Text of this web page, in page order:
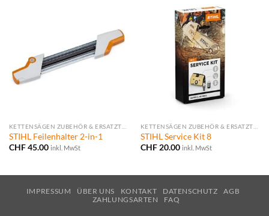
STIHL Feilenhalter 2-in-1
CHF45.00 inkl. MwSt
STIHL Service Kit 8
CHF20.00 inkl. MwSt
IMPRESSUM ÜBER UNS KONTAKT DATENSCHUTZ
AGB
ZAHLUNGSARTEN
FAQ